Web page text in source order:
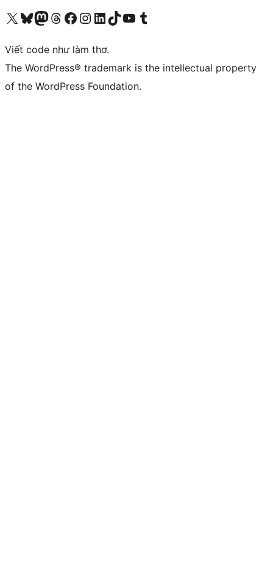
Truy cập tài khoản X (trước đây là Twitter) của chúng tôiVisit our Bluesky account
Visit our Mastodon account
Visit our Threads account
Xem trang Facebook của chúng tôiTruy cập tài khoản Instagram của chúng tôiTruy cập tài khoản LinkedIn của chúng tôiVisit our TikTok account
Truy cập kênh YouTube của chúng tôi Visit our Tumblr account
Viết code như làm thơ.
The WordPress® trademark is the intellectual property
of the WordPress Foundation.